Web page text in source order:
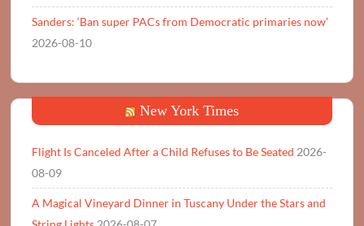
Sanders: ‘Ban super PACs from Democratic primaries now’
2026-08-10
New York Times
Flight Is Canceled After a Child Refuses to Be Seated 2026-
08-09
A Magical Vineyard Dinner in Tuscany Under the Stars and